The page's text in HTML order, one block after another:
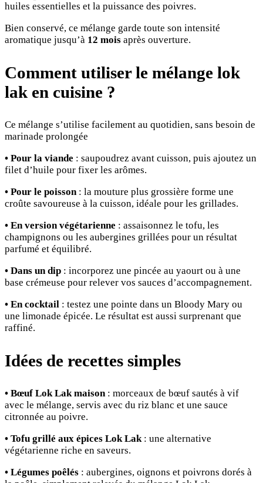
huiles essentielles et la puissance des poivres.
Bien conservé, ce mélange garde toute son intensité
aromatique jusqu’à 12 mois après ouverture.
Comment utiliser le mélange lok
lak en cuisine ?
Ce mélange s’utilise facilement au quotidien, sans besoin de
marinade prolongée
• Pour la viande : saupoudrez avant cuisson, puis ajoutez un
filet d’huile pour fixer les arômes.
• Pour le poisson: la mouture plus grossière forme une
croûte savoureuse à la cuisson, idéale pour les grillades.
• En version végétarienne : assaisonnez le tofu, les
champignons ou les aubergines grillées pour un résultat
parfumé et équilibré.
• Dans un dip : incorporez une pincée au yaourt ou à une
base crémeuse pour relever vos sauces d’accompagnement.
• En cocktail : testez une pointe dans un Bloody Mary ou
une limonade épicée. Le résultat est aussi surprenant que
raffiné.
Idées de recettes simples
• Bœuf Lok Lak maison: morceaux de bœuf sautés à vif
avec le mélange, servis avec du riz blanc et une sauce
citronnée au poivre.
• Tofu grillé aux épices Lok Lak: une alternative
végétarienne riche en saveurs.
• Légumes poêlés : aubergines, oignons et poivrons dorés à